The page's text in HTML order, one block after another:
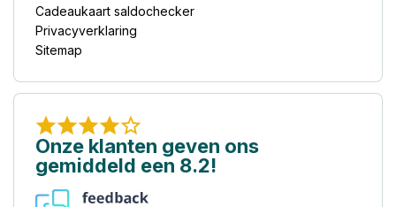
Cadeaukaart saldochecker
Privacyverklaring
Sitemap
Onze klanten geven ons
gemiddeld een 8.2!